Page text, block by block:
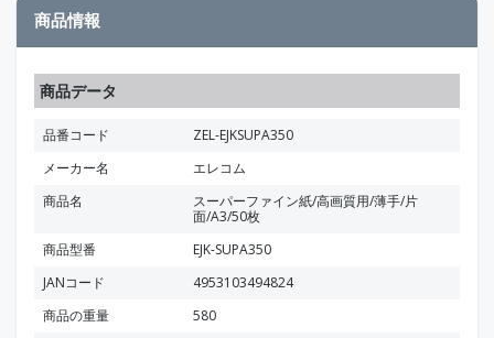
商品情報
商品データ
品番コード
ZEL-EJKSUPA350
メーカー名
エレコム
商品名
スーパーファイン紙/高画質用/薄手/片
面/A3/50枚
商品型番
EJK-SUPA350
JANコード
4953103494824
商品の重量
580